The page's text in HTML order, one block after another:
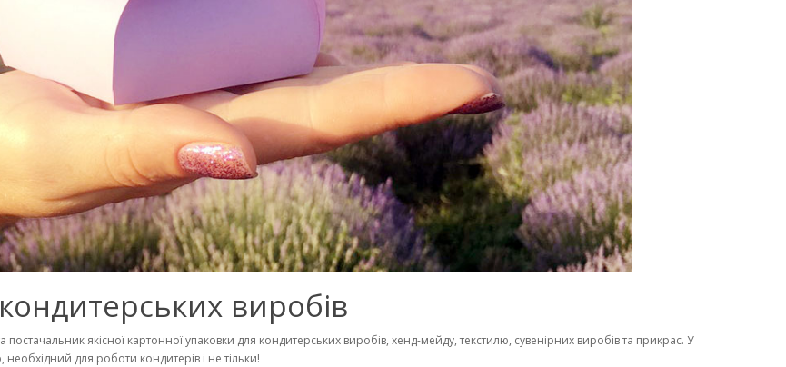
виробів
якісної картонної упаковки для кондитерських виробів, хенд-мейду, текстилю, сувенірних виробів та прикрас. У
необхідний для роботи кондитерів і не тільки!